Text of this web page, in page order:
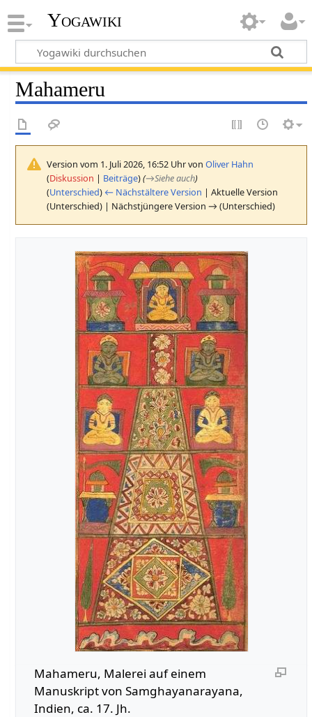
Yogawiki
Mahameru
Version vom 1. Juli 2026, 16:52 Uhr vonOliver Hahn
(Diskussion | Beiträge)(→Siehe auch)
(Unterschied) ← Nächstältere Version | Aktuelle Version
(Unterschied) | Nächstjüngere Version → (Unterschied)
Mahameru, Malerei auf einem
Manuskript von Samghayanarayana,
Indien, ca. 17. Jh.